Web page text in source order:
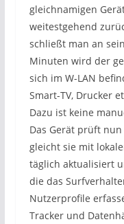
gleichnamigen
weitestgehend
schließt man an
Minuten wird der
sich im W-LAN
Smart-TV, Drucker
Dazu ist keine
Das Gerät prüft
gleicht sie mit
täglich aktualisiert
die das
Nutzerprofile
Tracker und